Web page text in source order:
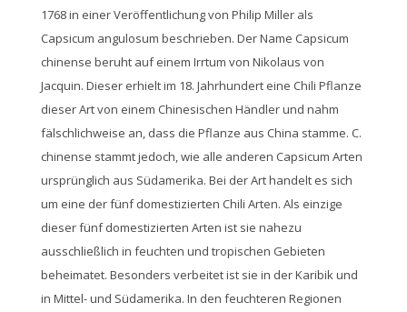
1768 in einer Veröffentlichung von Philip Miller als
Capsicum angulosum beschrieben. Der Name Capsicum
chinense beruht auf einem Irrtum von Nikolaus von
Jacquin. Dieser erhielt im 18. Jahrhundert eine Chili Pflanze
dieser Art von einem Chinesischen Händler und nahm
fälschlichweise an, dass die Pflanze aus China stamme. C.
chinense stammt jedoch, wie alle anderen Capsicum Arten
ursprünglich aus Südamerika. Bei der Art handelt es sich
um eine der fünf domestizierten Chili Arten. Als einzige
dieser fünf domestizierten Arten ist sie nahezu
ausschließlich in feuchten und tropischen Gebieten
beheimatet. Besonders verbeitet ist sie in der Karibik und
in Mittel- und Südamerika. In den feuchteren Regionen